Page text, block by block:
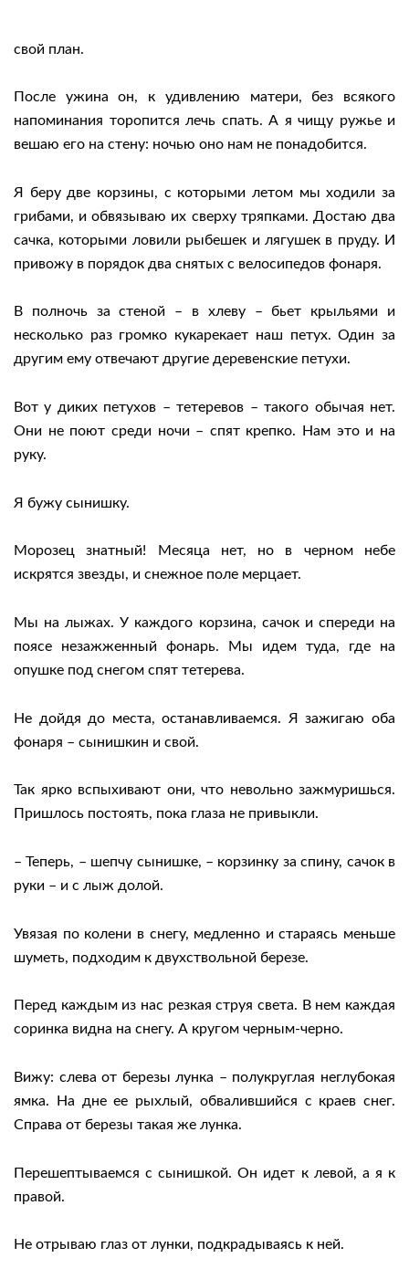
свой план.
После ужина он, к удивлению матери, без всякого
напоминания торопится лечь спать. А я чищу ружье и
вешаю его на стену: ночью оно нам не понадобится.
Я беру две корзины, с которыми летом мы ходили за
грибами, и обвязываю их сверху тряпками. Достаю два
сачка, которыми ловили рыбешек и лягушек в пруду. И
привожу в порядок два снятых с велосипедов фонаря.
В полночь за стеной – в хлеву – бьет крыльями и
несколько раз громко кукарекает наш петух. Один за
другим ему отвечают другие деревенские петухи.
Вот у диких петухов – тетеревов – такого обычая нет.
Они не поют среди ночи – спят крепко. Нам это и на
руку.
Я бужу сынишку.
Морозец знатный! Месяца нет, но в черном небе
искрятся звезды, и снежное поле мерцает.
Мы на лыжах. У каждого корзина, сачок и спереди на
поясе незажженный фонарь. Мы идем туда, где на
опушке под снегом спят тетерева.
Не дойдя до места, останавливаемся. Я зажигаю оба
фонаря – сынишкин и свой.
Так ярко вспыхивают они, что невольно зажмуришься.
Пришлось постоять, пока глаза не привыкли.
– Теперь, – шепчу сынишке, – корзинку за спину, сачок в
руки – и с лыж долой.
Увязая по колени в снегу, медленно и стараясь меньше
шуметь, подходим к двухствольной березе.
Перед каждым из нас резкая струя света. В нем каждая
соринка видна на снегу. А кругом черным-черно.
Вижу: слева от березы лунка – полукруглая неглубокая
ямка. На дне ее рыхлый, обвалившийся с краев снег.
Справа от березы такая же лунка.
Перешептываемся с сынишкой. Он идет к левой, а я к
правой.
Не отрываю глаз от лунки, подкрадываясь к ней.